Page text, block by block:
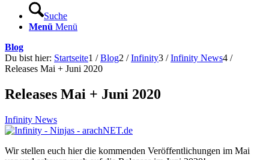
Suche
Menü Menü
Blog
Du bist hier: Startseite1 / Blog2 / Infinity3 / Infinity News4 /
Releases Mai + Juni 2020
Releases Mai + Juni 2020
Infinity News
Wir stellen euch hier die kommenden Veröffentlichungen im Mai